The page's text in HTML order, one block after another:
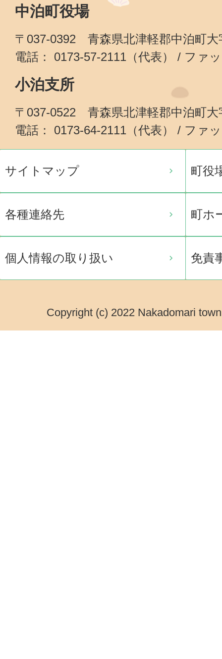
中泊町役場
〒037-0392 青森県北津軽郡中泊町大
電話： 0173-57-2111（代表） / ファ
小泊支所
〒037-0522 青森県北津軽郡中泊町大
電話： 0173-64-2111（代表） / ファ
サイトマップ 町役
各種連絡先 町ホ
個人情報の取り扱い 免責
Copyright (c) 2022 Nakadomari